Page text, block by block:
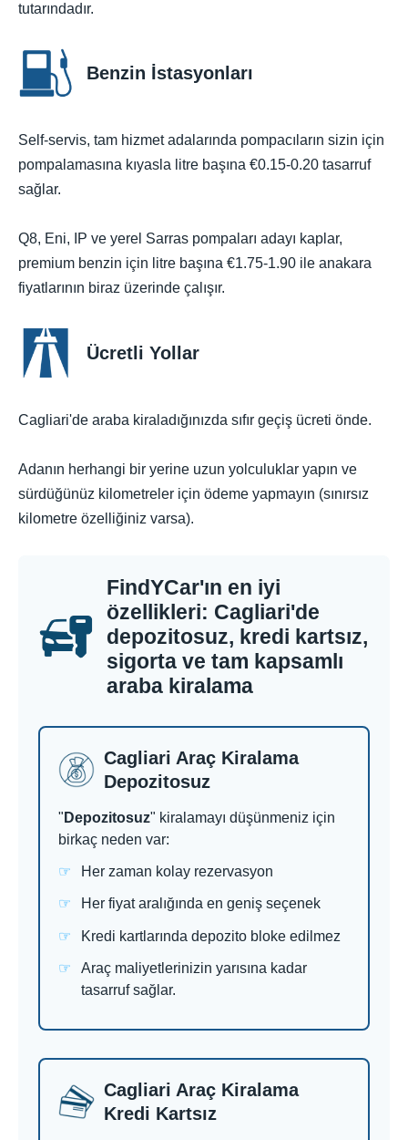
tutarındadır.
Benzin İstasyonları
Self-servis, tam hizmet adalarında pompacıların sizin için
pompalamasına kıyasla litre başına €0.15-0.20 tasarruf
sağlar.
Q8, Eni, IP ve yerel Sarras pompaları adayı kaplar,
premium benzin için litre başına €1.75-1.90 ile anakara
fiyatlarının biraz üzerinde çalışır.
Ücretli Yollar
Cagliari'de araba kiraladığınızda sıfır geçiş ücreti önde.
Adanın herhangi bir yerine uzun yolculuklar yapın ve
sürdüğünüz kilometreler için ödeme yapmayın (sınırsız
kilometre özelliğiniz varsa).
FindYCar'ın en iyi
özellikleri: Cagliari'de
depozitosuz, kredi kartsız,
sigorta ve tam kapsamlı
araba kiralama
Cagliari Araç Kiralama
Depozitosuz
" Depozitosuz" kiralamayı düşünmeniz için
birkaç neden var:
Her zaman kolay rezervasyon
Her fiyat aralığında en geniş seçenek
Kredi kartlarında depozito bloke edilmez
Araç maliyetlerinizin yarısına kadar
tasarruf sağlar.
Cagliari Araç Kiralama
Kredi Kartsız